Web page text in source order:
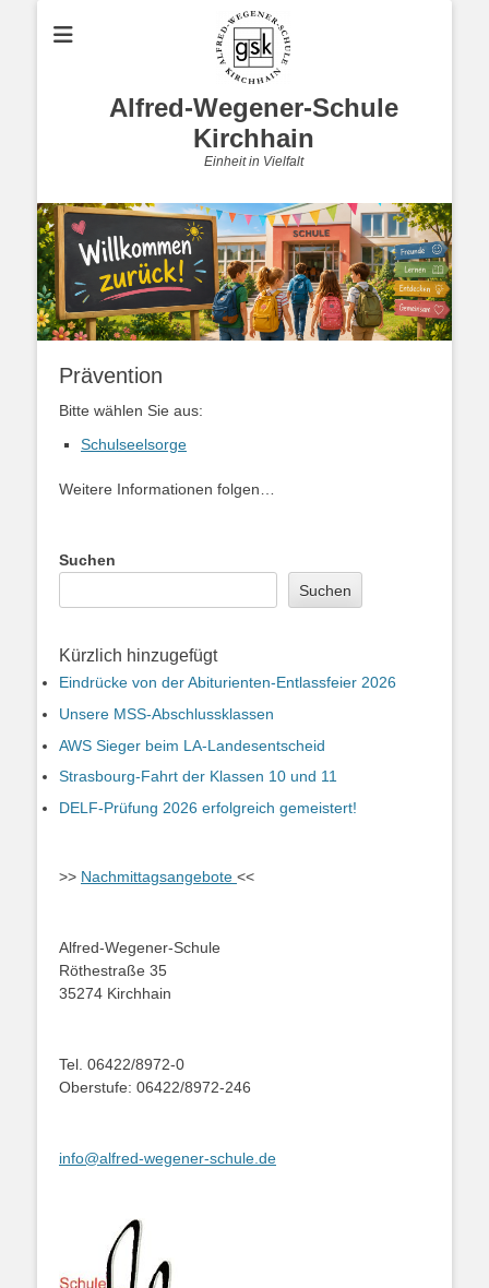
Alfred-Wegener-Schule
Kirchhain
Einheit in Vielfalt
Prävention
Bitte wählen Sie aus:
Schulseelsorge
Weitere Informationen folgen…
Suchen
Suchen
Kürzlich hinzugefügt
Eindrücke von der Abiturienten-Entlassfeier 2026
Unsere MSS-Abschlussklassen
AWS Sieger beim LA-Landesentscheid
Strasbourg-Fahrt der Klassen 10 und 11
DELF-Prüfung 2026 erfolgreich gemeistert!
>> Nachmittagsangebote <<
Alfred-Wegener-Schule
Röthestraße 35
35274 Kirchhain
Tel. 06422/8972-0
Oberstufe: 06422/8972-246
info@alfred-wegener-schule.de